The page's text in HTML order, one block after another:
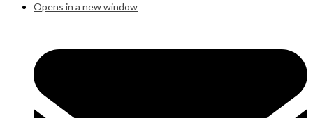
Opens in a new window